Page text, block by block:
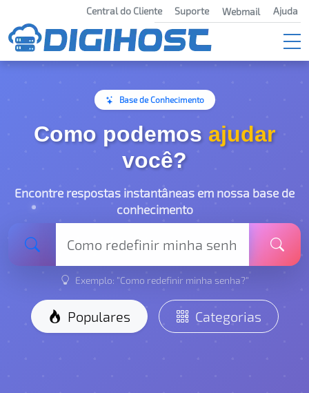
Central do Cliente Suporte Webmail Ajuda
Base de Conhecimento
Como podemos ajudar
você?
Encontre respostas instantâneas em nossa base de
conhecimento
Exemplo: "Como redefinir minha senha?"
Populares Categorias